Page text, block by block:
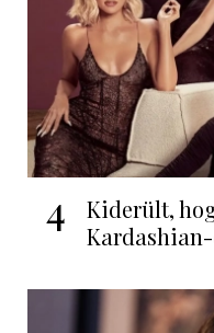
4
Kiderült,